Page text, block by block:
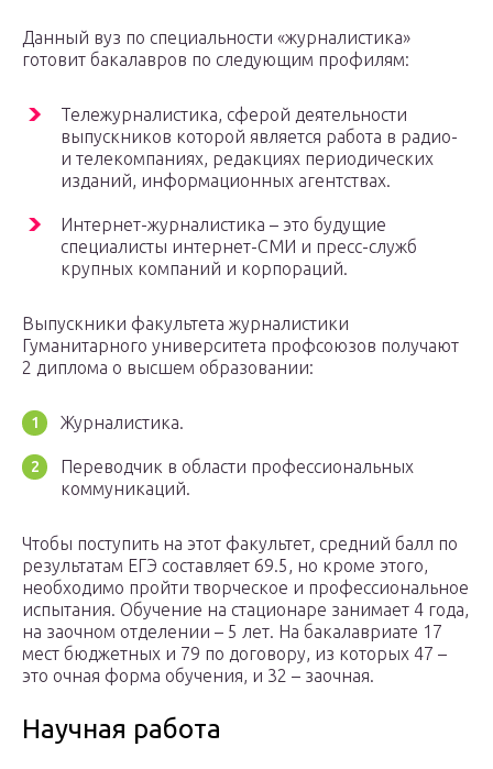
Данный вуз по специальности «журналистика»
готовит бакалавров по следующим профилям:
Тележурналистика, сферой деятельности
выпускников которой является работа в радио-
и телекомпаниях, редакциях периодических
изданий, информационных агентствах.
Интернет-журналистика – это будущие
специалисты интернет-СМИ и пресс-служб
крупных компаний и корпораций.
Выпускники факультета журналистики
Гуманитарного университета профсоюзов получают
2 диплома о высшем образовании:
Журналистика.
Переводчик в области профессиональных
коммуникаций.
Чтобы поступить на этот факультет, средний балл по
результатам ЕГЭ составляет 69.5, но кроме этого,
необходимо пройти творческое и профессиональное
испытания. Обучение на стационаре занимает 4 года,
на заочном отделении – 5 лет. На бакалавриате 17
мест бюджетных и 79 по договору, из которых 47 –
это очная форма обучения, и 32 – заочная.
Научная работа